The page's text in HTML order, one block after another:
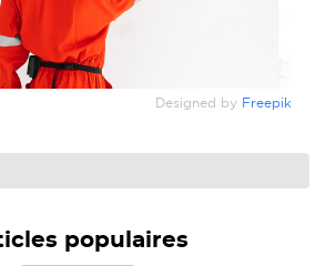
Designed by Freepik
populaires